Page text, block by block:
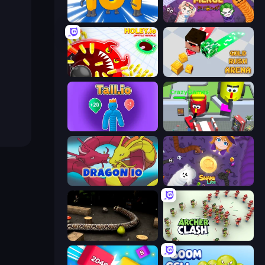
Numbers Arena Snake Merge: Idle & io Zone
Holey.io Battle Royale Gold Rush Arena
Tall.io CleanUp.IO
Dragon.io Snake Lite
Snake 3D Archer Clash